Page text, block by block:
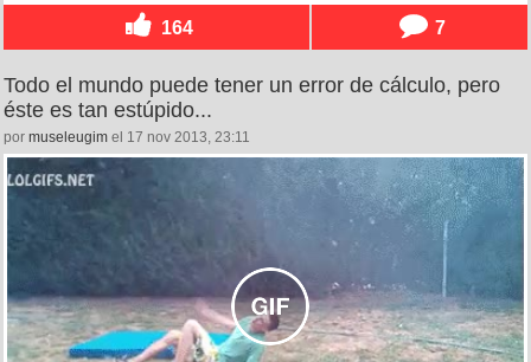
164 7
Todo el mundo puede tener un error de cálculo, pero
éste es tan estúpido...
por museleugim el 17 nov 2013, 23:11